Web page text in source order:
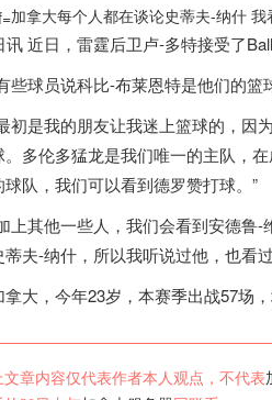
加拿大每个人都在谈论史蒂夫-纳什 我
近日，雷霆后卫卢-多特接受了
球员说科比-布莱恩特是他们的篮
是我的朋友让我迷上篮球的，因
多伦多猛龙是我们唯一的主队，
队，我们可以看到德罗赞打球。”
其他一些人，我们会看到安德鲁-
夫-纳什，所以我听说过他，也看
拿大 ，今年23岁，本赛季出战57场
章内容仅代表作者本人观点，不代表